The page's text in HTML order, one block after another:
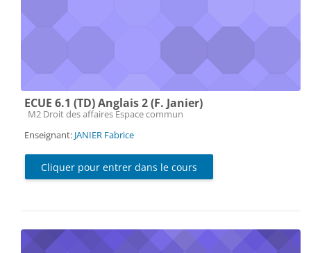
ECUE 6.1 (TD) Anglais 2 (F. Janier)
Catégorie de cours
M2 Droit des affaires Espace commun
Enseignant: JANIER Fabrice
Cliquer pour entrer dans le cours